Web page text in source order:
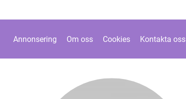
Annonsering Om oss Cookies Kontakta oss